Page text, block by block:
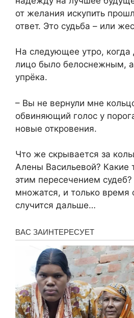
от желания искупить
ответ. Это судьба – или
На следующее утро,
лицо было белоснежным, а
упрёка.
– Вы не вернули мне
обвиняющий голос у
новые откровения.
Что же скрывается за
Алены Васильевой? Какие
этим пересечением
множатся, и только время
случится дальше…